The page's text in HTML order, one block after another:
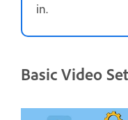
in.
Basic Video